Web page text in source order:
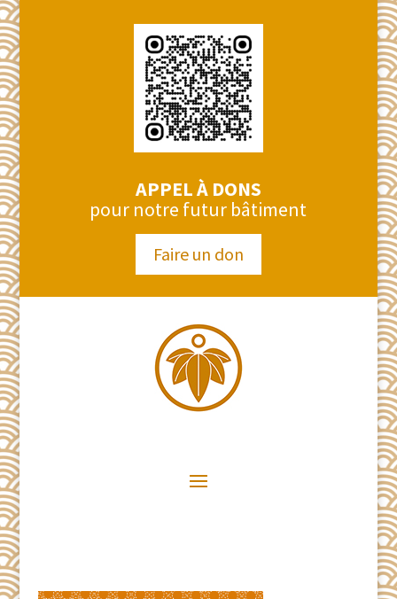
APPEL À DONS
pour notre futur bâtiment
Faire un don